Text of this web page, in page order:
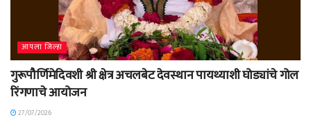
आपला जिल्हा
गुरूपौर्णिमेदिवशी श्री क्षेत्र अचलबेट देवस्थान पायथ्याशी घोड्यांचे गोल
रिंगणाचे आयोजन
27/07/2026